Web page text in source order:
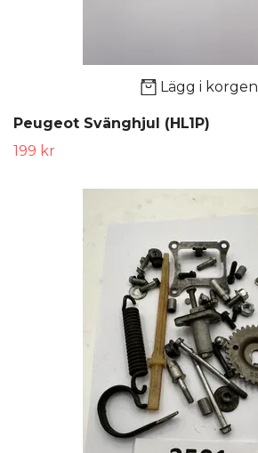
Lägg i korgen
Peugeot Svänghjul (HL1P)
199 kr